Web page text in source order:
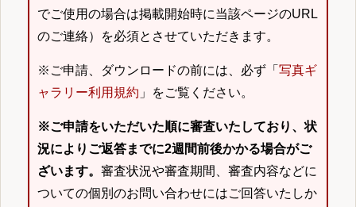
でご使用の場合は掲載開始時に当該ページのURL
のご連絡）を必須とさせていただきます。
※ご申請、ダウンロードの前には、必ず「 写真ギ
ャラリー利用規約 」をご覧ください。
※ご申請をいただいた順に審査いたしており、状
況によりご返答までに2週間前後かかる場合がご
ざいます。 審査状況や審査期間、審査内容などに
ついての個別のお問い合わせにはご回答いたしか